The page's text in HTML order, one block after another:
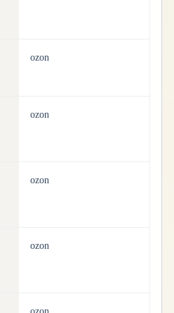
ozon
ozon
ozon
ozon